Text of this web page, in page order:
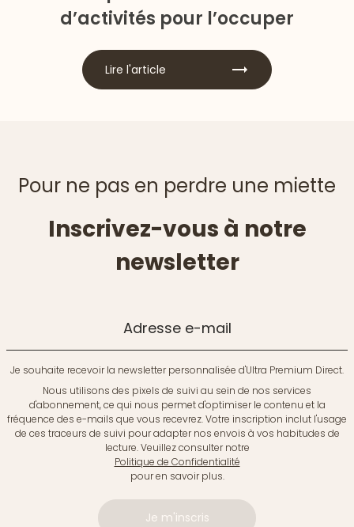
d’activités pour l’occuper
Lire l'article
Pour ne pas en perdre une miette
Inscrivez-vous à notre
newsletter
Adresse e-mail
Je souhaite recevoir la newsletter personnalisée d'Ultra Premium Direct.
Nous utilisons des pixels de suivi au sein de nos services
d'abonnement, ce qui nous permet d'optimiser le contenu et la
fréquence des e-mails que vous recevrez. Votre inscription inclut l'usage
de ces traceurs de suivi pour adapter nos envois à vos habitudes de
lecture. Veuillez consulter notre
Politique de Confidentialité
pour en savoir plus.
Je m'inscris